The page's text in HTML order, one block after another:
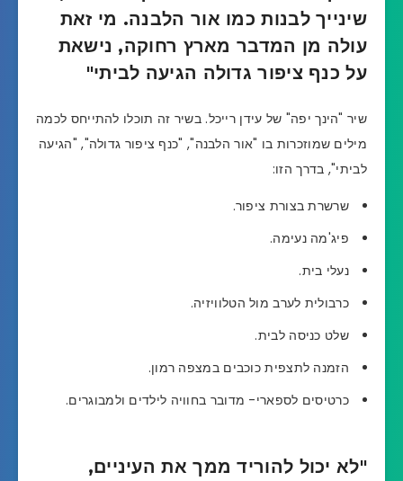
שינייך לבנות כמו אור הלבנה. מי זאת
עולה מן המדבר מארץ רחוקה, נישאת
על כנף ציפור גדולה הגיעה לביתי"
שיר "הינך יפה" של עידן רייכל. בשיר זה תוכלו להתייחס לכמה
מילים שמוזכרות בו "אור הלבנה", "כנף ציפור גדולה", "הגיעה
לביתי", בדרך הזו:
שרשרת בצורת ציפור.
פיג'מה נעימה.
נעלי בית.
כרבולית לערב מול הטלוויזיה.
שלט כניסה לבית.
הזמנה לתצפית כוכבים במצפה רמון.
כרטיסים לספארי- מדובר בחוויה לילדים ולמבוגרים.
"לא יכול להוריד ממך את העיניים,